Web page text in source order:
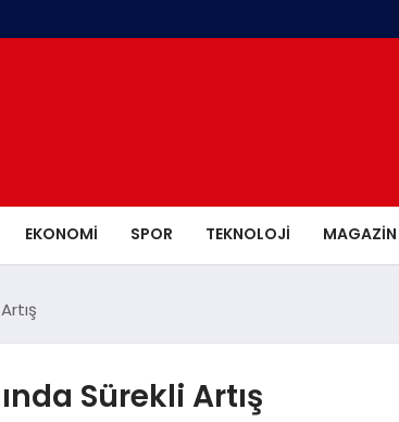
EKONOMI SPOR TEKNOLOJI MAGAZIN
Sürekli Artış